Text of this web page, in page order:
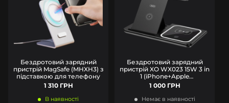
Бездротовий зарядний
пристрій MagSafe (MHXH3) з
підставкою для телефону
1 310 ГРН
В наявності
Бездротовий зарядний
пристрій XO WX023 15W 3 in
1 (iPhone+Apple
Watch+AirPods) Black
1 000 ГРН
Немає в наявності